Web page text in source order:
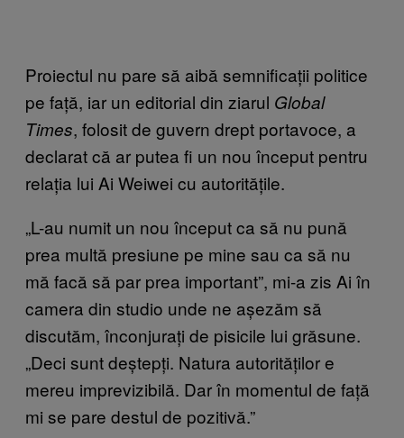
Proiectul nu pare să aibă semnificații politice
pe față, iar un editorial din ziarul Global
Times, folosit de guvern drept portavoce, a
declarat că ar putea fi un nou început pentru
relația lui Ai Weiwei cu autoritățile.
„L-au numit un nou început ca să nu pună
prea multă presiune pe mine sau ca să nu
mă facă să par prea important”, mi-a zis Ai în
camera din studio unde ne așezăm să
discutăm, înconjurați de pisicile lui grăsune.
„Deci sunt deștepți. Natura autorităților e
mereu imprevizibilă. Dar în momentul de față
mi se pare destul de pozitivă.”